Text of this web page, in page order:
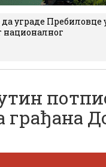
уграде Пребиловце
националног
грађана